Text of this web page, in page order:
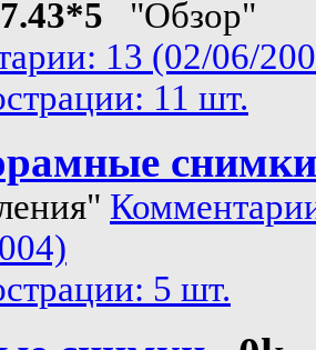
7.43*5 "Обзор"
13 (02/06/
11 шт.
снимки
5 шт.